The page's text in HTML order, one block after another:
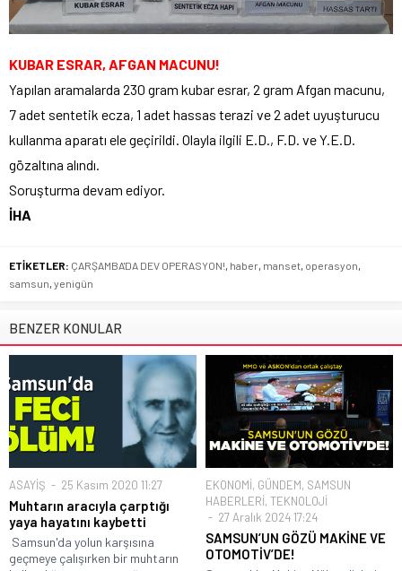
KUBAR ESRAR, AFGAN MACUNU!
Yapılan aramalarda 230 gram kubar esrar, 2 gram Afgan macunu,
7 adet sentetik ecza, 1 adet hassas terazi ve 2 adet uyuşturucu
kullanma aparatı ele geçirildi. Olayla ilgili E.D., F.D. ve Y.E.D.
gözaltına alındı.
Soruşturma devam ediyor.
İHA
ETİKETLER: ÇARŞAMBA'DA DEV OPERASYON!, haber, manset, operasyon,
samsun, yenigün
BENZER KONULAR
ASAYİŞ 25 Kasım 2020 11:27
Muhtarın aracıyla çarptığı
yaya hayatını kaybetti
Samsun'da yolun karşısına
geçmeye çalışırken bir muhtarın
EKONOMİ, GÜNDEM, SAMSUN
HABERLERİ, TEKNOLOJİ
27 Aralık 2024 17:24
SAMSUN’UN GÖZÜ MAKİNE VE
OTOMOTİV’DE!